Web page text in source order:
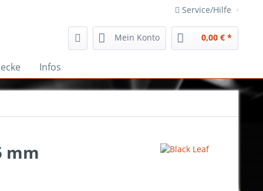
Service/Hilfe
Mein Konto 0,00 € *
Infos
mm